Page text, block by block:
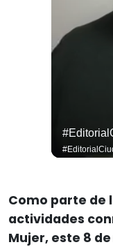
Como parte de
actividades
Mujer, este 8